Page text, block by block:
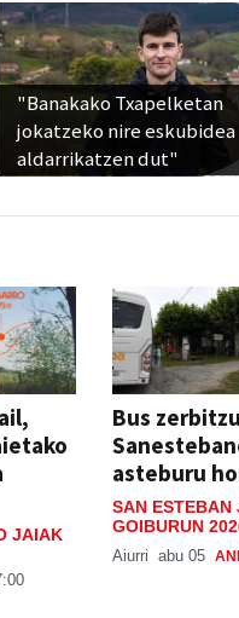
"Banakako Txapelketan
jokatzeko nire eskubidea
aldarrikatzen dut"
JAIAK
Bus
asteburu
SAN ESTEBAN
GOIBURUN
Aiurri abu 05